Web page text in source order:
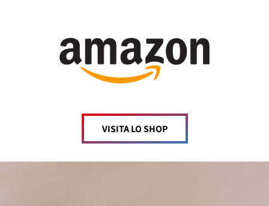
VISITA LO SHOP